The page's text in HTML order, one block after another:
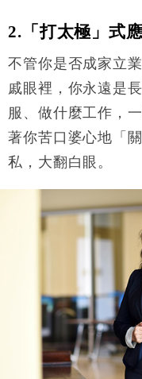
2. 「打太極」式
不管你是否成家立
戚眼裡，你永遠是
服、做什麼工作，
著你苦口婆心地「
私，大翻白眼。